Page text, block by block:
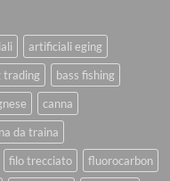
artificiali eging
trading
bass fishing
canna
da traina
filo trecciato
fluorocarbon